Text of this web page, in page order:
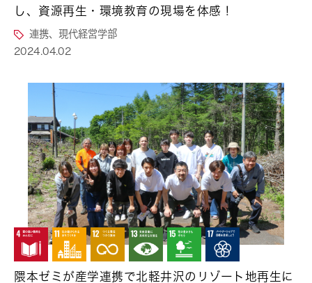
し、資源再生・環境教育の現場を体感！
連携、現代経営学部
2024.04.02
隈本ゼミが産学連携で北軽井沢のリゾート地再生に